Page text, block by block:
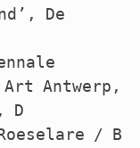
De
Antwerp,
D
/ B